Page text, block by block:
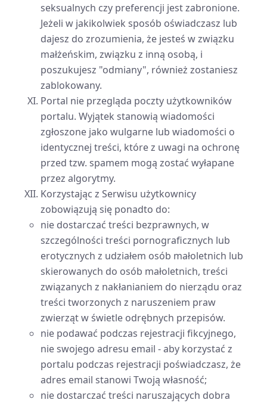
seksualnych czy preferencji jest zabronione.
Jeżeli w jakikolwiek sposób oświadczasz lub
dajesz do zrozumienia, że jesteś w związku
małżeńskim, związku z inną osobą, i
poszukujesz "odmiany", również zostaniesz
zablokowany.
Portal nie przegląda poczty użytkowników
portalu. Wyjątek stanowią wiadomości
zgłoszone jako wulgarne lub wiadomości o
identycznej treści, które z uwagi na ochronę
przed tzw. spamem mogą zostać wyłapane
przez algorytmy.
Korzystając z Serwisu użytkownicy
zobowiązują się ponadto do:
nie dostarczać treści bezprawnych, w
szczególności treści pornograficznych lub
erotycznych z udziałem osób małoletnich lub
skierowanych do osób małoletnich, treści
związanych z nakłanianiem do nierządu oraz
treści tworzonych z naruszeniem praw
zwierząt w świetle odrębnych przepisów.
nie podawać podczas rejestracji fikcyjnego,
nie swojego adresu email - aby korzystać z
portalu podczas rejestracji poświadczasz, że
adres email stanowi Twoją własność;
nie dostarczać treści naruszających dobra